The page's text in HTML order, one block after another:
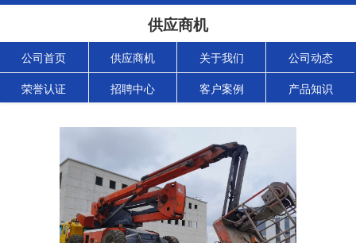
供应商机
公司首页 供应商机 关于我们 公司动态
荣誉认证 招聘中心 客户案例 产品知识